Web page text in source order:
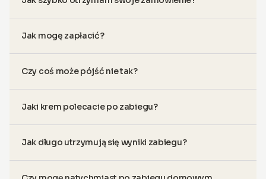
Jak mogę zapłacić?
Czy coś może pójść nie tak?
Jaki krem polecacie po zabiegu?
Jak długo utrzymują się wyniki zabiegu?